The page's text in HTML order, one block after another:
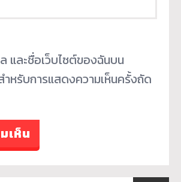
และชื่อเว็บไซต์ของฉันบน
ำหรับการแสดงความเห็นครั้งถัด